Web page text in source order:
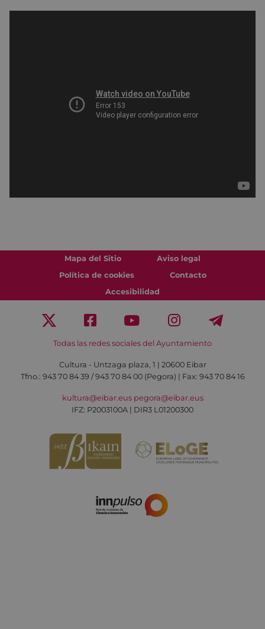
Mapa del Sitio
Aviso legal
Política de cookies
Contacto
Accesibilidad
Todas las redes sociales del Ayuntamiento
Cultura - Untzaga plaza, 1 | 20600 Eibar
Tfno.: 943 70 84 39 / 943 70 84 00 (Pegora) | Fax: 943 70 84 16
kultura@eibar.eus pegora@eibar.eus
IFZ: P2003100A | DIR3 L01200300